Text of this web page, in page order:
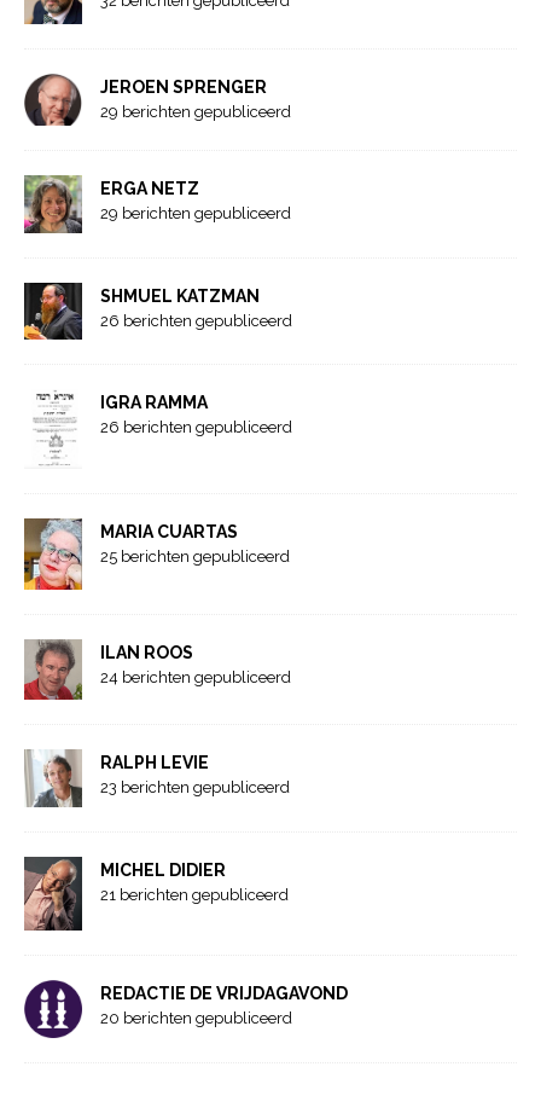
JEROEN SPRENGER
29 berichten gepubliceerd
ERGA NETZ
29 berichten gepubliceerd
SHMUEL KATZMAN
26 berichten gepubliceerd
IGRA RAMMA
26 berichten gepubliceerd
MARIA CUARTAS
25 berichten gepubliceerd
ILAN ROOS
24 berichten gepubliceerd
RALPH LEVIE
23 berichten gepubliceerd
MICHEL DIDIER
21 berichten gepubliceerd
REDACTIE DE VRIJDAGAVOND
20 berichten gepubliceerd